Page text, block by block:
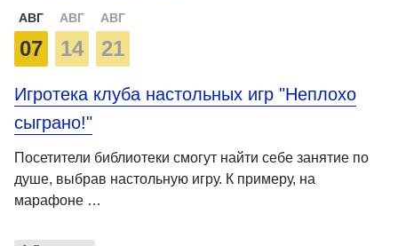
АВГ
07
АВГ
14
АВГ
21
Игротека клуба настольных игр "Неплохо
сыграно!"
Посетители библиотеки смогут найти себе занятие по
душе, выбрав настольную игру. К примеру, на
марафоне …